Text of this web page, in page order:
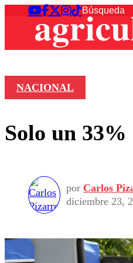
NACIONAL
Solo un
por Carlos
diciembre 23,